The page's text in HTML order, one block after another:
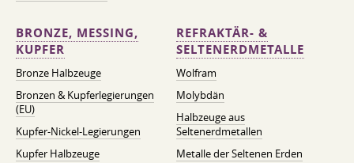
BRONZE, MESSING,
KUPFER
Bronze Halbzeuge
Bronzen & Kupferlegierungen
(EU)
Kupfer-Nickel-Legierungen
Kupfer Halbzeuge
REFRAKTÄR- &
SELTENERDMETALLE
Wolfram
Molybdän
Halbzeuge aus
Seltenerdmetallen
Metalle der Seltenen Erden